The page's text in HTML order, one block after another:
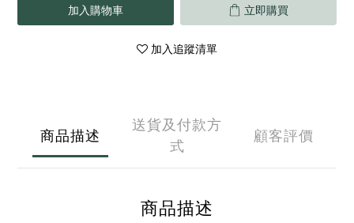
加入購物車 立即購買
加入追蹤清單
商品描述
送貨及付款方
式
顧客評價
商品描述